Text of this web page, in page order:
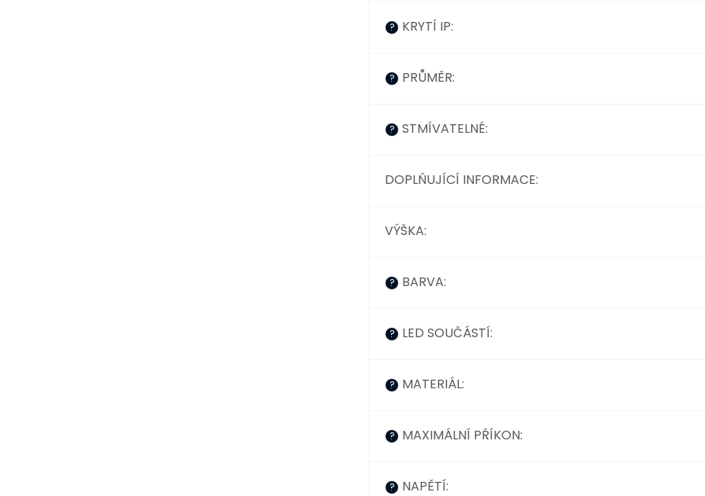
? KRYTÍ IP:
? PRŮMĚR:
? STMÍVATELNÉ:
DOPLŇUJÍCÍ INFORMACE:
VÝŠKA:
? BARVA:
? LED SOUČÁSTÍ:
? MATERIÁL:
? MAXIMÁLNÍ PŘÍKON:
? NAPĚTÍ: